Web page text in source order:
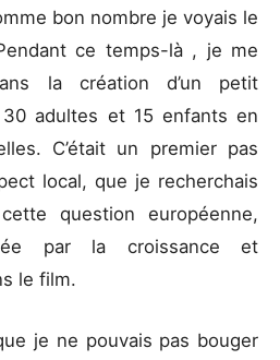
bon nombre je voyais le
ce temps-là , je me
la création d’un petit
adultes et 15 enfants en
C’était un premier pas
local, que je recherchais
question européenne,
par la croissance et
le film.
je ne pouvais pas bouger